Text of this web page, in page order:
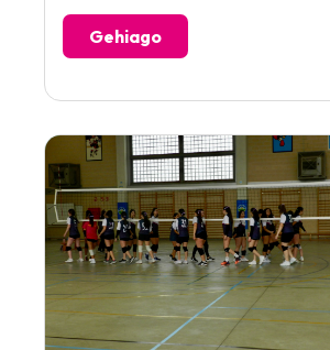
Gehiago